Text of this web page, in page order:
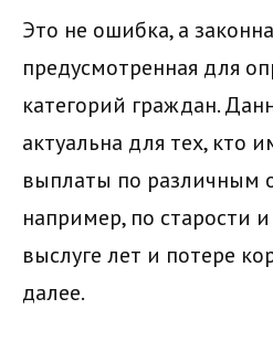
Это не ошибка, а
предусмотренная для
категорий граждан.
актуальна для тех, кто
выплаты по различным
например, по старости
выслуге лет и потере
далее.